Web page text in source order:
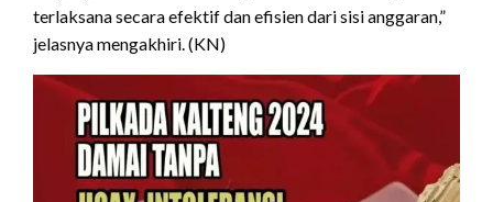
terlaksana secara efektif dan efisien dari sisi anggaran,”
jelasnya mengakhiri. (KN)